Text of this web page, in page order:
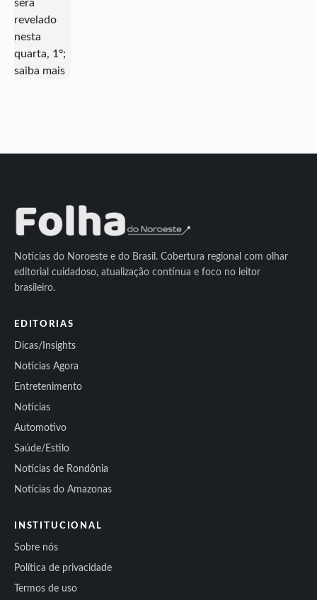
Notícias do Noroeste e do Brasil. Cobertura regional com olhar
editorial cuidadoso, atualização contínua e foco no leitor
brasileiro.
EDITORIAS
Dicas/Insights
Notícias Agora
Entretenimento
Notícias
Automotivo
Saúde/Estilo
Notícias de Rondônia
Notícias do Amazonas
INSTITUCIONAL
Sobre nós
Política de privacidade
Termos de uso